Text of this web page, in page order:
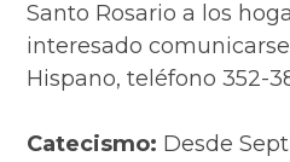
Santo Rosario a los
interesado
Hispano, teléfono 352-
Catecismo: Desde